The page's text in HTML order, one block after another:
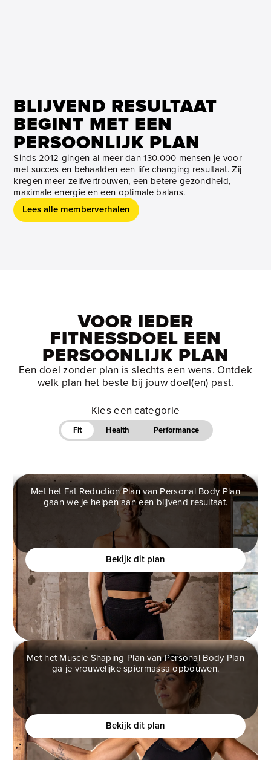
BLIJVEND RESULTAAT
BEGINT MET EEN
PERSOONLIJK PLAN
Sinds 2012 gingen al meer dan 130.000 mensen je voor
met succes en behaalden een life changing resultaat. Zij
kregen meer zelfvertrouwen, een betere gezondheid,
maximale energie en een optimale balans.
Lees alle memberverhalen
VOOR IEDER
FITNESSDOEL EEN
PERSOONLIJK PLAN
Een doel zonder plan is slechts een wens. Ontdek
welk plan het beste bij jouw doel(en) past.
Kies een categorie
Fit Health Performance
FAT REDUCTION PLAN
Ben jij een vrouw die helemaal klaar is met
(crash)diëten en eindelijk verantwoord af wilt vallen?
Bekijk dit plan
Met het Fat Reduction Plan van Personal Body Plan
gaan we je helpen aan een blijvend resultaat.
MUSCLE SHAPING PLAN
Ben jij een vrouw die meer vrouwelijke vormen wilt,
maar bang is om te gespierd te worden?
Bekijk dit plan
Met het Muscle Shaping Plan van Personal Body Plan
ga je vrouwelijke spiermassa opbouwen.